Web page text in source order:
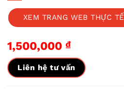
XEM TRANG WEB THỰC TẾ
1,500,000 ₫
Liên hệ tư vấn